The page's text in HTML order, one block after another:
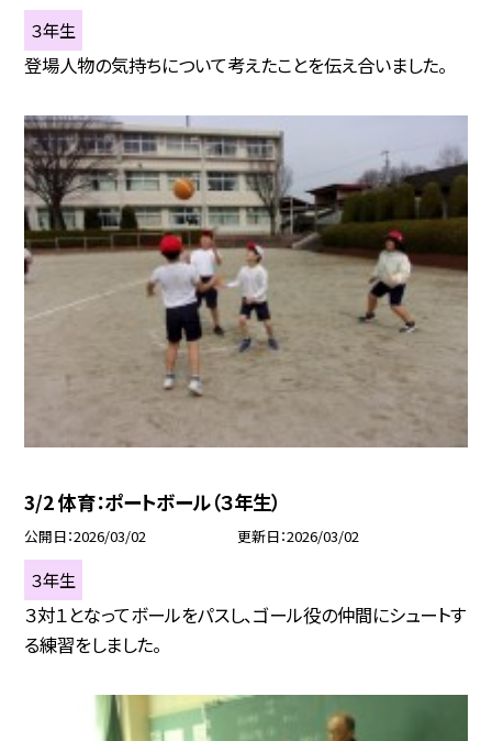
３年生
登場人物の気持ちについて考えたことを伝え合いました。
3/2 体育：ポートボール（３年生）
公開日 2026/03/02 更新日 2026/03/02
３年生
３対１となってボールをパスし、ゴール役の仲間にシュートす
る練習をしました。